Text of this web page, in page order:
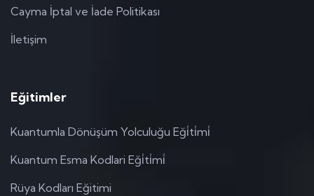
Cayma İptal ve İade Politikası
İletişim
Eğitimler
Kuantumla Dönüşüm Yolculuğu Eği̇ti̇mi̇
Kuantum Esma Kodlari Eği̇ti̇mi̇
Rüya Kodları Eğitimi